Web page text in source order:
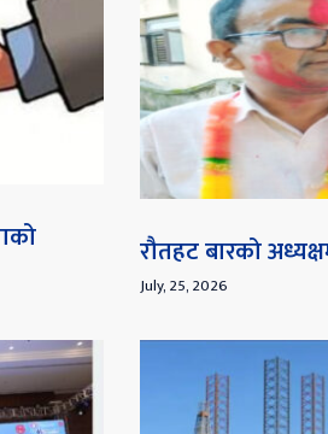
रौतहट बारको
July, 25, 2026